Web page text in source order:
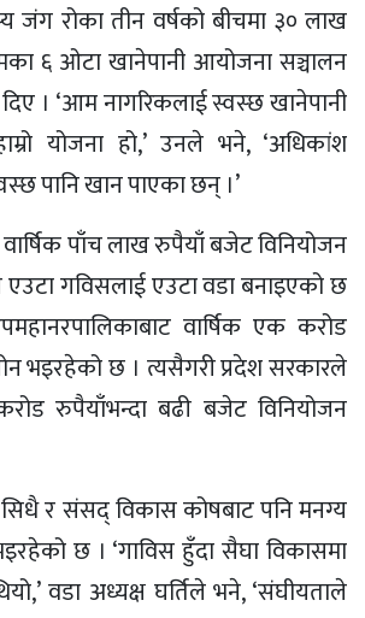
जंग रोका तीन वर्षको बीचमा ३० लाख
६ ओटा खानेपानी आयोजना सञ्चालन
। ‘आम नागरिकलाई स्वस्छ खानेपानी
योजना हो,’ उनले भने, ‘अधिकांश
पानि खान पाएका छन् ।’
पाँच लाख रुपैयाँ बजेट विनियोजन
एउटा गविसलाई एउटा वडा बनाइएको छ
वार्षिक एक करोड
भइरहेको छ । त्यसैगरी प्रदेश सरकारले
रुपैयाँभन्दा बढी बजेट विनियोजन
र संसद् विकास कोषबाट पनि मनग्य
छ । ‘गाविस हुँदा सैघा विकासमा
वडा अध्यक्ष घर्तिले भने, ‘संघीयताले